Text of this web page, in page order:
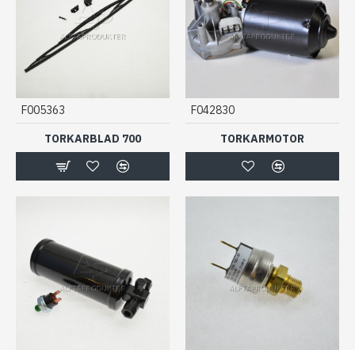
F005363
TORKARBLAD 700
F042830
TORKARMOTOR